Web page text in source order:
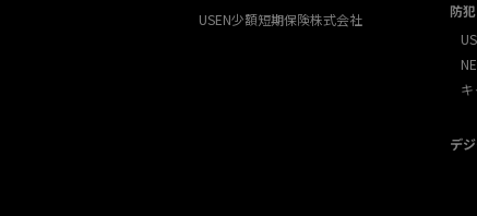
USEN少額短期保険株式会社
防
デ